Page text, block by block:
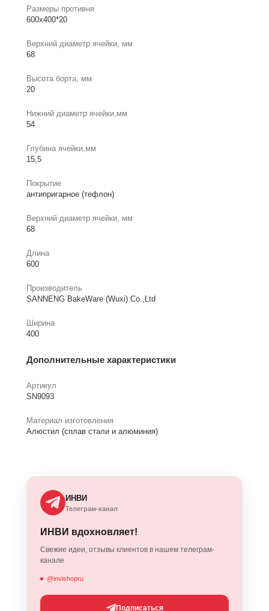
Размеры противня
600х400*20
Верхний диаметр ячейки, мм
68
Высота борта, мм
20
Нижний диаметр ячейки,мм
54
Глубина ячейки,мм
15,5
Покрытие
антипригарное (тефлон)
Верхний диаметр ячейки, мм
68
Длина
600
Производитель
SANNENG BakeWare (Wuxi) Co.,Ltd
Ширина
400
Дополнительные характеристики
Артикул
SN9093
Материал изготовления
Алюстил (сплав стали и алюминия)
ИНВИ
Телеграм-канал
ИНВИ вдохновляет!
Свежие идеи, отзывы клиентов в нашем телеграм-
канале
@invishopru
Подписаться